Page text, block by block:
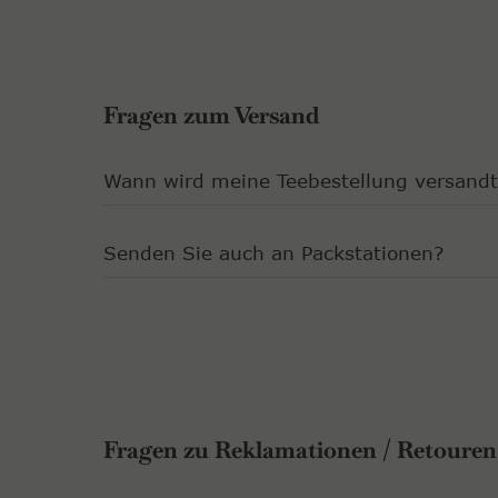
Fragen zum Versand
Wann wird meine Teebestellung
Senden Sie auch an Packstationen?
Fragen zu Reklamationen / Retouren